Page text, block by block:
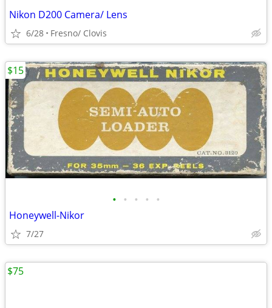
Nikon D200 Camera/ Lens
6/28 Fresno/ Clovis
• • • • •
Honeywell-Nikor
7/27
$15
$75